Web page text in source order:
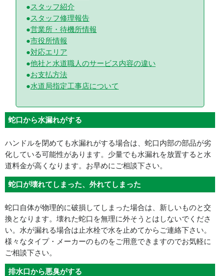
スタッフ紹介
スタッフ修理報告
営業所・待機所情報
市役所情報
対応エリア
他社と水道職人のサービス内容の違い
お支払方法
水道局指定工事店について
蛇口から水漏れがする
ハンドルを閉めても水漏れがする場合は、蛇口内部の部品が劣
化している可能性があります。少量でも水漏れを放置すると水
道料金が高くなります。お早めにご相談下さい。
蛇口が壊れてしまった、外れてしまった
蛇口自体が物理的に破損してしまった場合は、新しいものと交
換となります。壊れた蛇口を無理に外そうとはしないでくださ
い。水が漏れる場合は止水栓で水を止めてからご連絡下さい。
様々なタイプ・メーカーのものをご用意できますのでお気軽に
ご相談下さい。
排水口から悪臭がする